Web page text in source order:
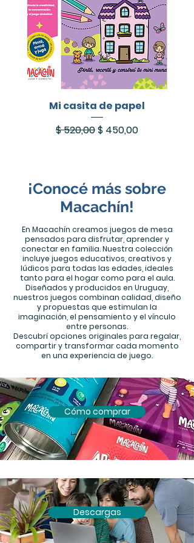
Mi casita de papel
Precio
$ 520,00Precio de oferta
$ 450,00
¡Conocé más sobre
Macachín!
En Macachín creamos juegos de mesa
pensados para disfrutar, aprender y
conectar en familia. Nuestra colección
incluye juegos educativos, creativos y
lúdicos para todas las edades, ideales
tanto para el hogar como para el aula.
Diseñados y producidos en Uruguay,
nuestros juegos combinan calidad, diseño
y propuestas que estimulan la
imaginación, el pensamiento y el vínculo
entre personas.
Descubrí opciones originales para regalar,
compartir y transformar cada momento
en una experiencia de juego.
Cómo comprar
Descargas